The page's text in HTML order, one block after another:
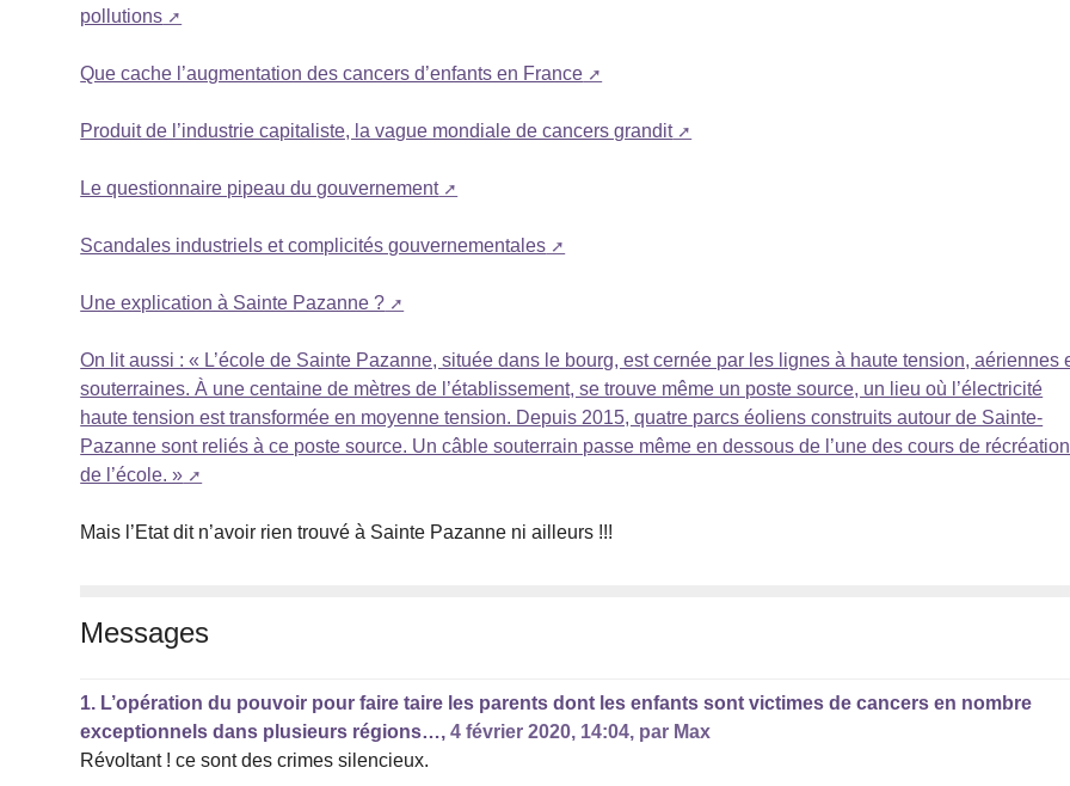
pollutions
Que cache l’augmentation des cancers d’enfants en France
Produit de l’industrie capitaliste, la vague mondiale de cancers grandit
Le questionnaire pipeau du gouvernement
Scandales industriels et complicités gouvernementales
Une explication à Sainte Pazanne ?
On lit aussi : « L’école de Sainte Pazanne, située dans le bourg, est cernée par les lignes à haute tension, aériennes
souterraines. À une centaine de mètres de l’établissement, se trouve même un poste source, un lieu où l’électricité
haute tension est transformée en moyenne tension. Depuis 2015, quatre parcs éoliens construits autour de Sainte-
Pazanne sont reliés à ce poste source. Un câble souterrain passe même en dessous de l’une des cours de récréation
de l’école. »
Mais l’Etat dit n’avoir rien trouvé à Sainte Pazanne ni ailleurs !!!
Messages
1. L’opération du pouvoir pour faire taire les parents dont les enfants sont victimes de cancers en nombre
exceptionnels dans plusieurs régions…,4 février 2020, 14:04, par Max
Révoltant ! ce sont des crimes silencieux.